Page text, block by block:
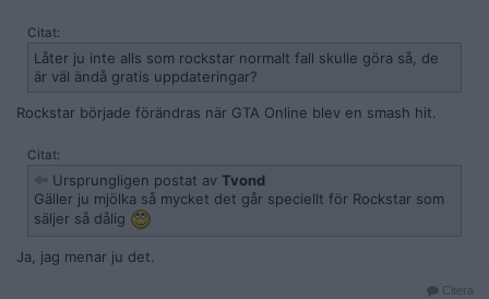
Citat:
Låter ju inte alls som rockstar normalt fall skulle göra så, de
är väl ändå gratis uppdateringar?
Rockstar började förändras när GTA Online blev en smash hit.
Citat:
Ursprungligen postat av Tvond
Gäller ju mjölka så mycket det går speciellt för Rockstar som
säljer så dålig
Ja, jag menar ju det.
Citera